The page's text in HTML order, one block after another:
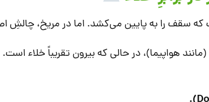
که سقف را به پایین می‌کشد. اما در مریخ، چالشِ
هواپیما)، در حالی که بیرون تقریباً خلاء